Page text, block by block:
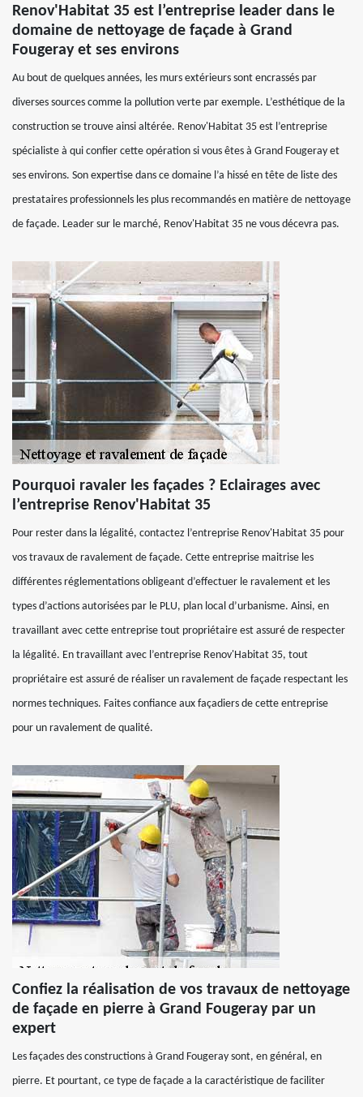
Renov'Habitat 35 est l’entreprise leader dans le
domaine de nettoyage de façade à Grand
Fougeray et ses environs
Au bout de quelques années, les murs extérieurs sont encrassés par
diverses sources comme la pollution verte par exemple. L’esthétique de la
construction se trouve ainsi altérée. Renov'Habitat 35 est l’entreprise
spécialiste à qui confier cette opération si vous êtes à Grand Fougeray et
ses environs. Son expertise dans ce domaine l’a hissé en tête de liste des
prestataires professionnels les plus recommandés en matière de nettoyage
de façade. Leader sur le marché, Renov'Habitat 35 ne vous décevra pas.
Pourquoi ravaler les façades ? Eclairages avec
l’entreprise Renov'Habitat 35
Pour rester dans la légalité, contactez l’entreprise Renov'Habitat 35 pour
vos travaux de ravalement de façade. Cette entreprise maitrise les
différentes réglementations obligeant d’effectuer le ravalement et les
types d’actions autorisées par le PLU, plan local d’urbanisme. Ainsi, en
travaillant avec cette entreprise tout propriétaire est assuré de respecter
la légalité. En travaillant avec l’entreprise Renov'Habitat 35, tout
propriétaire est assuré de réaliser un ravalement de façade respectant les
normes techniques. Faites confiance aux façadiers de cette entreprise
pour un ravalement de qualité.
Confiez la réalisation de vos travaux de nettoyage
de façade en pierre à Grand Fougeray par un
expert
Les façades des constructions à Grand Fougeray sont, en général, en
pierre. Et pourtant, ce type de façade a la caractéristique de faciliter